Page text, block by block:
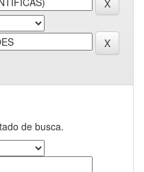
de busca.